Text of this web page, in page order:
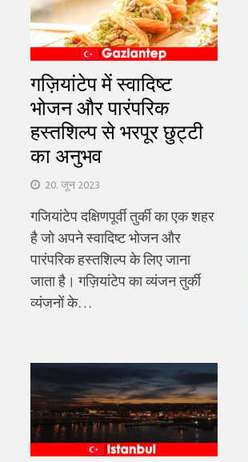
गज़ियांटेप में स्वादिष्ट
भोजन और पारंपरिक
हस्तशिल्प से भरपूर छुट्टी
का अनुभव
20. जून 2023
गजियांटेप दक्षिणपूर्वी तुर्की का एक शहर
है जो अपने स्वादिष्ट भोजन और
पारंपरिक हस्तशिल्प के लिए जाना
जाता है। गज़ियांटेप का व्यंजन तुर्की
व्यंजनों के…